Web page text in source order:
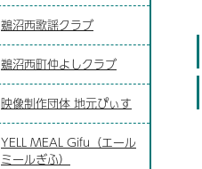
鵜沼西歌謡クラブ
鵜沼西町仲よしクラブ
映像制作団体 地元ぴぃす
YELL MEAL Gifu（エール
ミールぎふ）